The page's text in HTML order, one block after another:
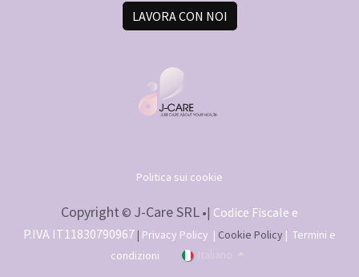
LAVORA CON NOI
Politica sui cookie
Copyright © J-Care SRL •| Codice Fiscale e
P.IVA IT11830790967 | Privacy Policy | Cookie Policy | Termini e
condizioni